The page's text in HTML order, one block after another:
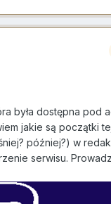
była dostępna pod
jakie są początki
później?) w
serwisu.